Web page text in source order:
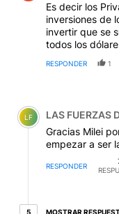
Es decir los
inversiones de
invertir que se
todos los
RESPONDER 1
Comentario de LAS
LF LAS FUERZAS
Gracias Milei
empezar a ser
RESPONDER
55 respuestas más
MOSTRAR